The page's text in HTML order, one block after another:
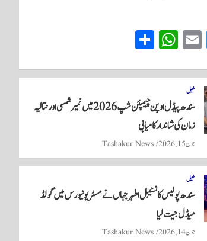
T
wi
tte
r
E
m
ail
W
ha
ts
A
pp
re
کھیل
سندھ پیڈل اوپن چیمپئن شپ 2026 میں نمیر شمسی اور نتالیہ
زمان کی شاندار کامیابی
جون 15, 2026 Tashakur News
کھیل
سندھ پولیس کانسٹیبل اطہر جہاں نے مسٹر یونیورس میں گولڈ
میڈل جیت لیا
جون 14, 2026 Tashakur News